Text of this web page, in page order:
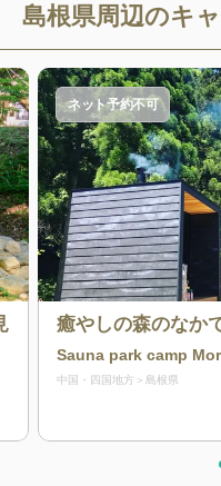
島根県周辺のキ
ネット予約不可
癒やしの森のなか
Sauna park camp
中国・四国地方 島根県